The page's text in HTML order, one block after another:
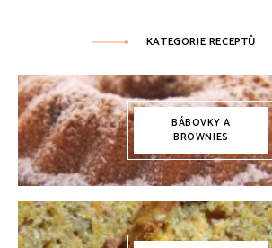
KATEGORIE RECEPTŮ
BÁBOVKY A
BROWNIES